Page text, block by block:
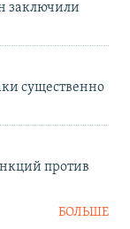
заключили
существенно
против
БОЛЬШЕ